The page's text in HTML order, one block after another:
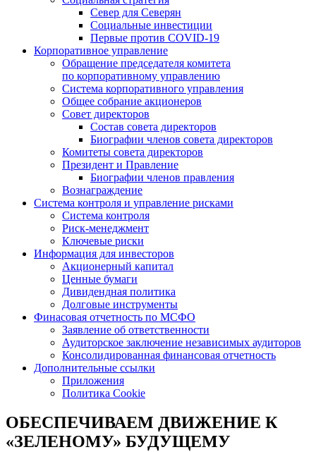
Север для Северян
Социальные инвестиции
Первые против COVID‑19
Корпоративное управление
Обращение председателя комитета
по корпоративному управлению
Система корпоративного управления
Общее собрание акционеров
Совет директоров
Состав совета директоров
Биографии членов совета директоров
Комитеты совета директоров
Президент и Правление
Биографии членов правления
Вознаграждение
Система контроля и управление рисками
Система контроля
Риск-менеджмент
Ключевые риски
Информация для инвесторов
Акционерный капитал
Ценные бумаги
Дивидендная политика
Долговые инструменты
Финасовая отчетность по МСФО
Заявление об ответственности
Аудиторское заключение независимых аудиторов
Консолидированная финансовая отчетность
Дополнительные ссылки
Приложения
Политика Cookie
ОБЕСПЕЧИВАЕМ ДВИЖЕНИЕ К
«ЗЕЛЕНОМУ» БУДУЩЕМУ